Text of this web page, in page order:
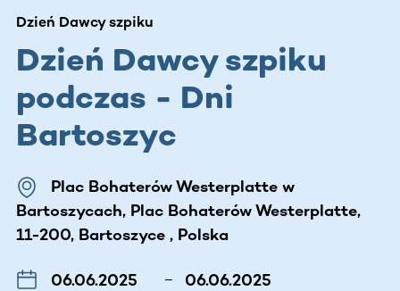
Dzień Dawcy szpiku
Dzień Dawcy szpiku
podczas - Dni
Bartoszyc
Plac Bohaterów Westerplatte w
Bartoszycach, Plac Bohaterów Westerplatte,
11-200, Bartoszyce , Polska
06.06.2025 – 06.06.2025